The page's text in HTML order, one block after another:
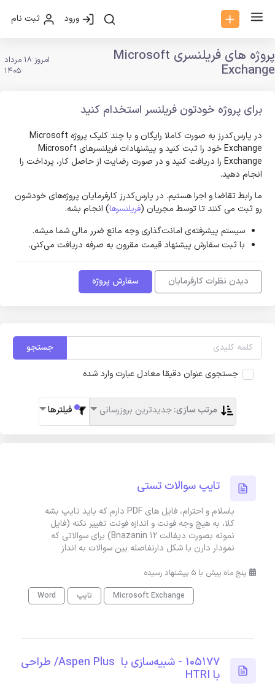
ورود ثبت نام
پروژه های فریلنسری Microsoft
Exchange
امروز 18 مرداد
1405
برای پروژه خودتون فریلنسر استخدام کنید
در پارس‌کدرز به صورت کاملا رایگان و با چند کلیک پروژه Microsoft
Exchange خود را ثبت کنید و پیشنهادات فریلنسر‌های Microsoft
Exchange را دریافت کنید و در صورت رضایت از حاصل کار، پرداخت را
انجام دهید.
ما رابط تقاضا و اجرا هستیم. در پارس‌کدرز کارفرمایان پروژه‌های خودشون
رو ثبت می کنند تا توسط مجریان (فریلنسرها) انجام بشه.
سیستم پیشرفته‌ی امانت‌گذاری وجه مانع ضرر مالی شما میشه.
با ثبت سفارش پیشنهاد قیمت مقرون به صرفه دریافت می‌کنی.
دیدن نظرات کارفرمایان سفارش پروژه
جستجو
جستجوی عنوان دقیقا معادل عبارت وارد شده
مرتب سازی:جدیدترین بروزرسانی فیلترها
تایپ سوالات تستی
باسلام و احترام، فایل های PDF دارم که باید تایپ بشه
کلا، به هیچ وجه فونت و اندازه فونت تغییر نکنه (فایل
نمونه بصورت دیفالت Bnazanin 12) برای سوالاتی که
نمودار دارن یا شکل دارنفاصله بین سوالات به انداز
پنج ماه پیش با 5 پیشنهاد رسیده
Microsoft Exchange
تایپ Word
105177 - شبیه‌سازی با Aspen Plus/ طراحی
با HTRI